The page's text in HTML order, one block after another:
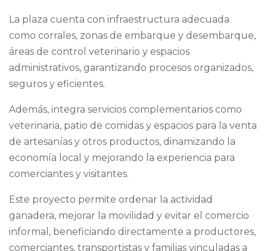
La plaza cuenta con infraestructura adecuada
como corrales, zonas de embarque y desembarque,
áreas de control veterinario y espacios
administrativos, garantizando procesos organizados,
seguros y eficientes.
Además, integra servicios complementarios como
veterinaria, patio de comidas y espacios para la venta
de artesanías y otros productos, dinamizando la
economía local y mejorando la experiencia para
comerciantes y visitantes.
Este proyecto permite ordenar la actividad
ganadera, mejorar la movilidad y evitar el comercio
informal, beneficiando directamente a productores,
comerciantes, transportistas y familias vinculadas a